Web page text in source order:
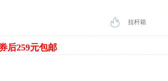
拉杆箱
后259元包邮